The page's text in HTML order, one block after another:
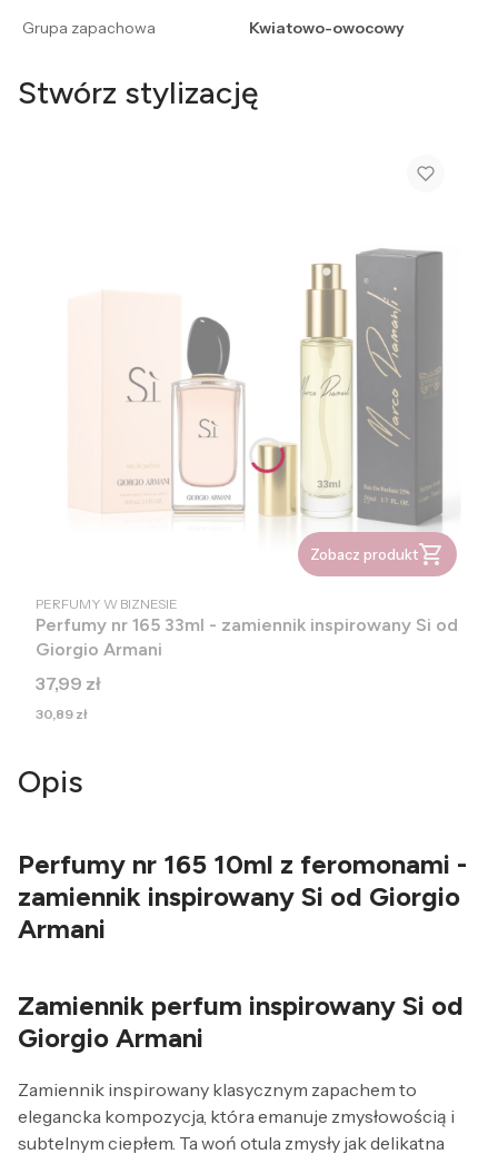
Grupa zapachowa
Kwiatowo-owocowy
Stwórz stylizację
Zobacz produkt
PRODUCENT
PERFUMY W BIZNESIE
Perfumy nr 165 33ml - zamiennik inspirowany Si od
Giorgio Armani
Cena
37,99 zł
Cena
30,89 zł
Opis
Perfumy nr 165 10ml z feromonami -
zamiennik inspirowany Si od Giorgio
Armani
Zamiennik perfum inspirowany Si od
Giorgio Armani
Zamiennik inspirowany klasycznym zapachem to
elegancka kompozycja, która emanuje zmysłowością i
subtelnym ciepłem. Ta woń otula zmysły jak delikatna